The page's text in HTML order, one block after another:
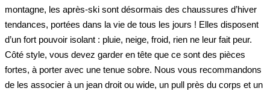
montagne, les après-ski sont désormais des chaussures d’hiver
tendances, portées dans la vie de tous les jours ! Elles disposent
d’un fort pouvoir isolant : pluie, neige, froid, rien ne leur fait peur.
Côté style, vous devez garder en tête que ce sont des pièces
fortes, à porter avec une tenue sobre. Nous vous recommandons
de les associer à un jean droit ou wide, un pull près du corps et un